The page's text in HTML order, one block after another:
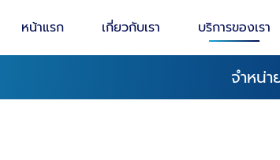
หน้าแรก เกี่ยวกับเรา บริการของเรา
จำหน่